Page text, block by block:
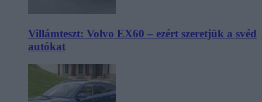
Villámteszt: Volvo EX60 – ezért szeretjük a svéd
autókat